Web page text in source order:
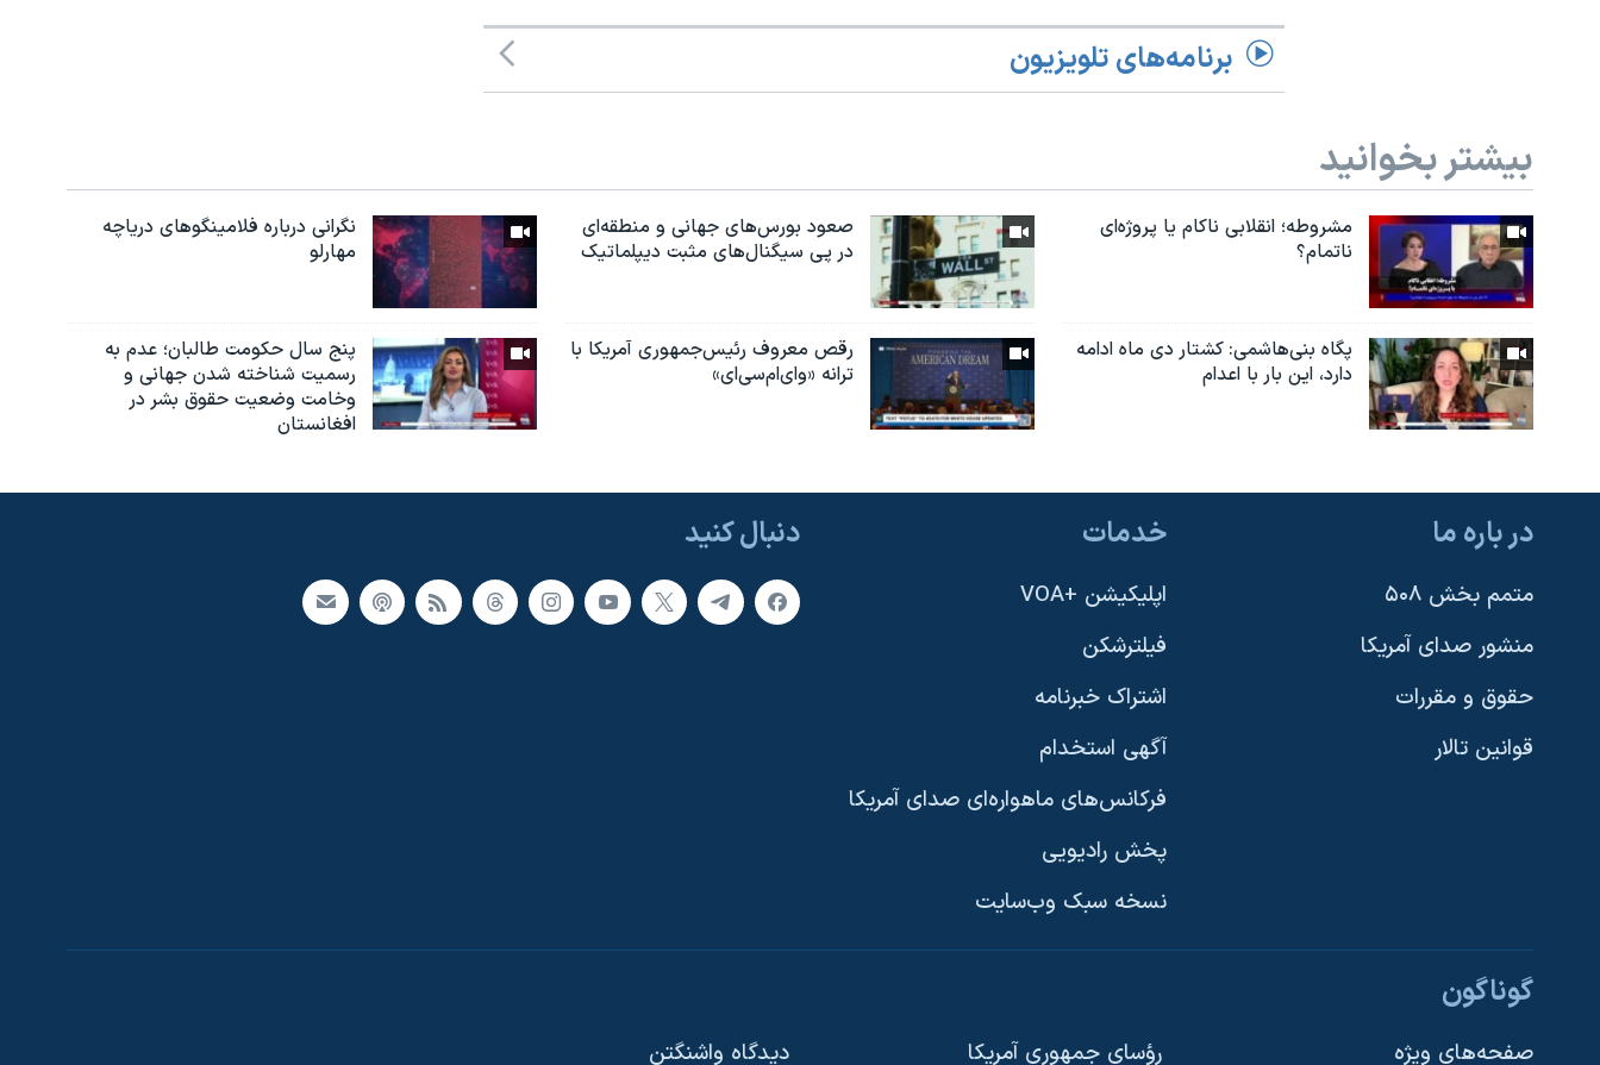
دنبال کنید
برنامه‌های تلویزیون
بیشتر بخوانید
مشروطه؛ انقلابى ناكام یا پروژه‌ای
نا‌تمام؟
صعود بورس‌های جهانی و منطقه‌ای
در پی سیگنال‌های مثبت دیپلماتیک
نگرانی درباره فلامینگوهای دریاچه
مهارلو
پگاه بنی‌هاشمی: کشتار دی ماه ادامه
دارد، این بار با اعدام
رقص معروف رئیس‌جمهوری آمریکا با
ترانه «وای‌ام‌سی‌ای»
پنج سال حکومت طالبان؛ عدم به
رسمیت شناخته شدن جهانی و
وخامت وضعیت حقوق بشر در
افغانستان
دنبال کنید در باره ما
متمم بخش ۵۰۸
منشور صدای آمریکا
حقوق و مقررات
قوانین تالار
خدمات
اپلیکیشن +VOA
فیلترشکن
اشتراک خبرنامه
آگهی استخدام
فرکانس‌های ماهواره‌ای صدای آمریکا
پخش رادیویی
نسخه سبک وب‌سایت
گوناگون
صفحه‌های ویژه رؤسای جمهوری آمریکا دیدگاه‌ واشنگتن